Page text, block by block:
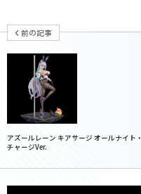
前の記事
アズールレーン キアサージ オールナイト・
チャージVer.